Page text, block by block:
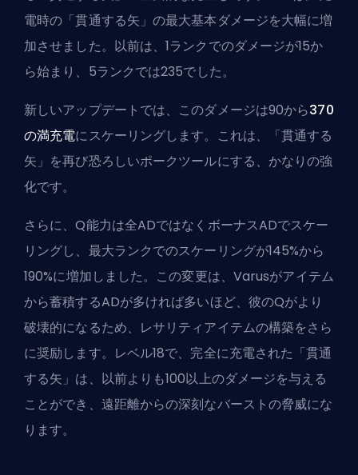
電時の「貫通する矢」の最大基本ダメージを大幅に増
加させました。以前は、1ランクでのダメージが15か
ら始まり、5ランクでは235でした。
新しいアップデートでは、このダメージは90から370
の満充電にスケーリングします。これは、「貫通する
矢」を再び恐ろしいポークツールにする、かなりの強
化です。
さらに、Q能力は全ADではなくボーナスADでスケー
リングし、最大ランクでのスケーリングが145%から
190%に増加しました。この変更は、Varusがアイテム
から蓄積するADが多ければ多いほど、彼のQがより
破壊的になるため、 レサリティアイテムの構築をさら
に奨励します。レベル18で、完全に充電された「貫通
する矢」は、以前よりも100以上のダメージを与える
ことができ、遠距離からの深刻なバーストの脅威にな
ります。